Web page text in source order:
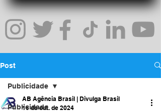
Post
Publicidade
Publicidade
AB Agência Brasil | Divulga Brasil
16 de out. de 2024